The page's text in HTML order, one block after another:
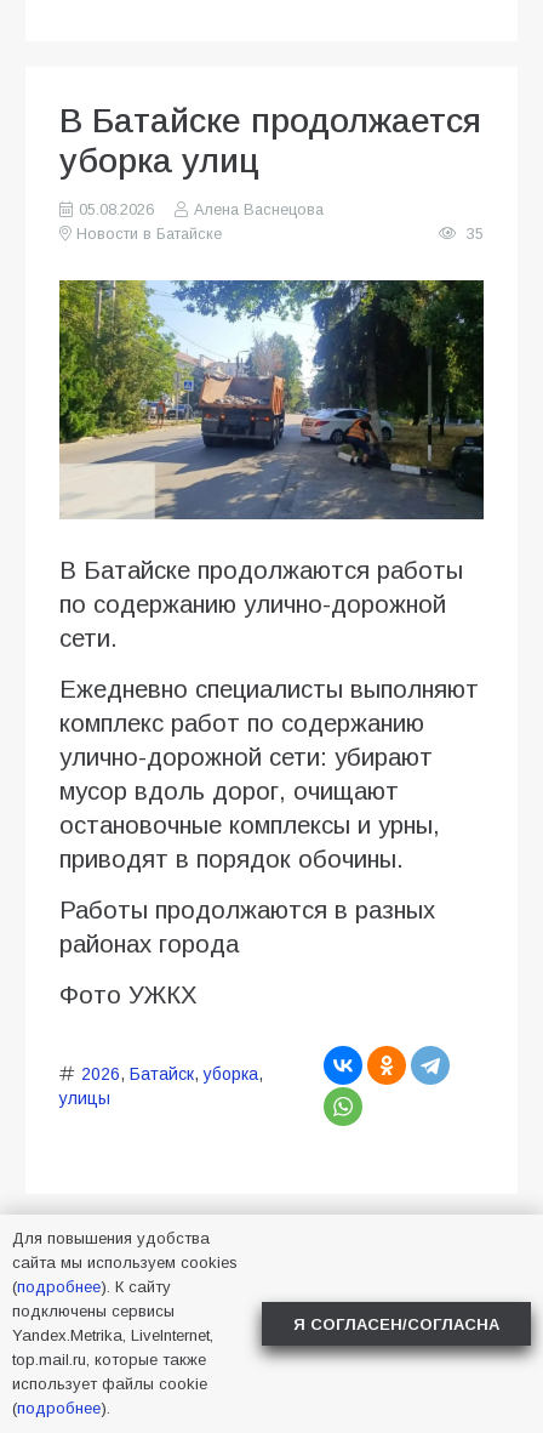
В Батайске продолжается
уборка улиц
05.08.2026
Алена Васнецова
Новости в Батайске
35
В Батайске продолжаются работы
по содержанию улично-дорожной
сети.
Ежедневно специалисты выполняют
комплекс работ по содержанию
улично-дорожной сети: убирают
мусор вдоль дорог, очищают
остановочные комплексы и урны,
приводят в порядок обочины.
Работы продолжаются в разных
районах города
Фото УЖКХ
2026, Батайск,уборка,
улицы
Учитель из Батайска
вернулся с форума
молодых педагогов
05.08.2026
Для повышения удобства
сайта мы используем cookies
(подробнее). К сайту
подключены сервисы
Yandex.Metrika, LiveInternet,
top.mail.ru, которые также
использует файлы cookie
(подробнее).
Я СОГЛАСЕН/СОГЛАСНА